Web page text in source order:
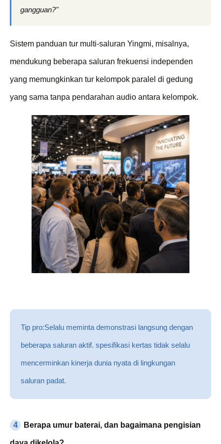
gangguan?"
Sistem panduan tur multi-saluran Yingmi, misalnya,
mendukung beberapa saluran frekuensi independen
yang memungkinkan tur kelompok paralel di gedung
yang sama tanpa pendarahan audio antara kelompok.
Tip pro:Selalu meminta demonstrasi langsung dengan
beberapa saluran aktif. spesifikasi kertas tidak selalu
mencerminkan kinerja dunia nyata di lingkungan
saluran padat.
4 Berapa umur baterai, dan bagaimana pengisian